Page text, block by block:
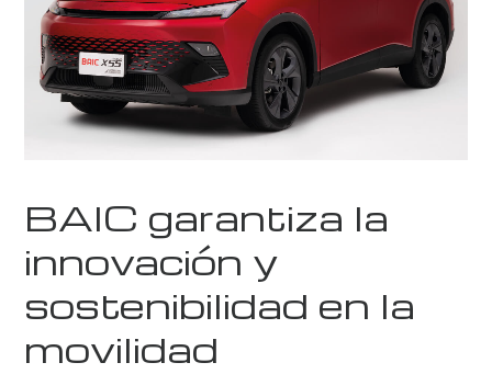
BAIC garantiza la
innovación y
sostenibilidad en la
movilidad